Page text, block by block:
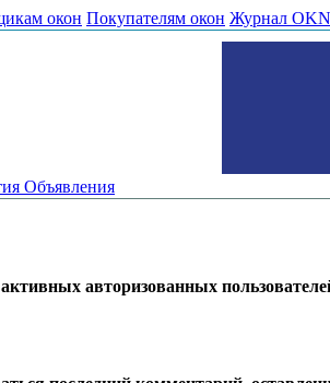
окон Покупателям окон Журнал
Объявления
авторизованных